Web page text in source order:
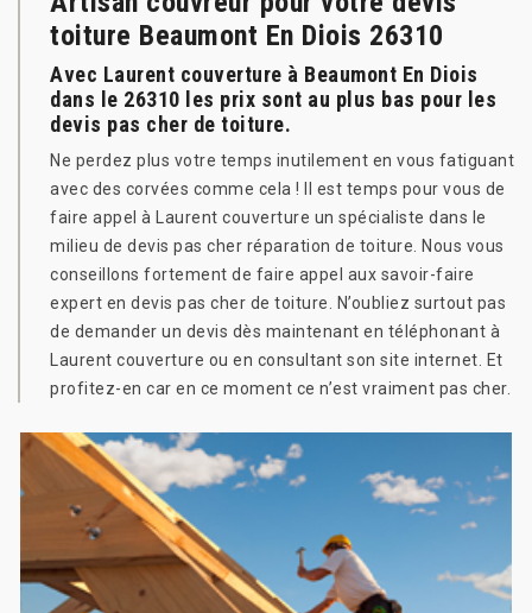
toiture Beaumont En Diois 26310
Avec Laurent couverture à Beaumont En Diois
dans le 26310 les prix sont au plus bas pour les
devis pas cher de toiture.
Ne perdez plus votre temps inutilement en vous fatiguant
avec des corvées comme cela ! Il est temps pour vous de
faire appel à Laurent couverture un spécialiste dans le
milieu de devis pas cher réparation de toiture. Nous vous
conseillons fortement de faire appel aux savoir-faire
expert en devis pas cher de toiture. N’oubliez surtout pas
de demander un devis dès maintenant en téléphonant à
Laurent couverture ou en consultant son site internet. Et
profitez-en car en ce moment ce n’est vraiment pas cher.